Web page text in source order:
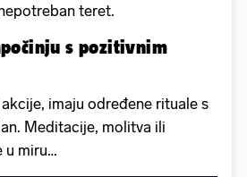
teret.
s pozitivnim
imaju određene rituale s
Meditacije, molitva ili
u miru…